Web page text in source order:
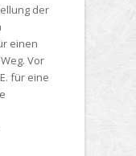
der
einen
Vor
für eine